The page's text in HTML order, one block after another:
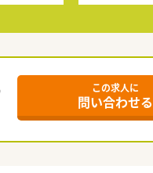
この求人に
問い合わせる